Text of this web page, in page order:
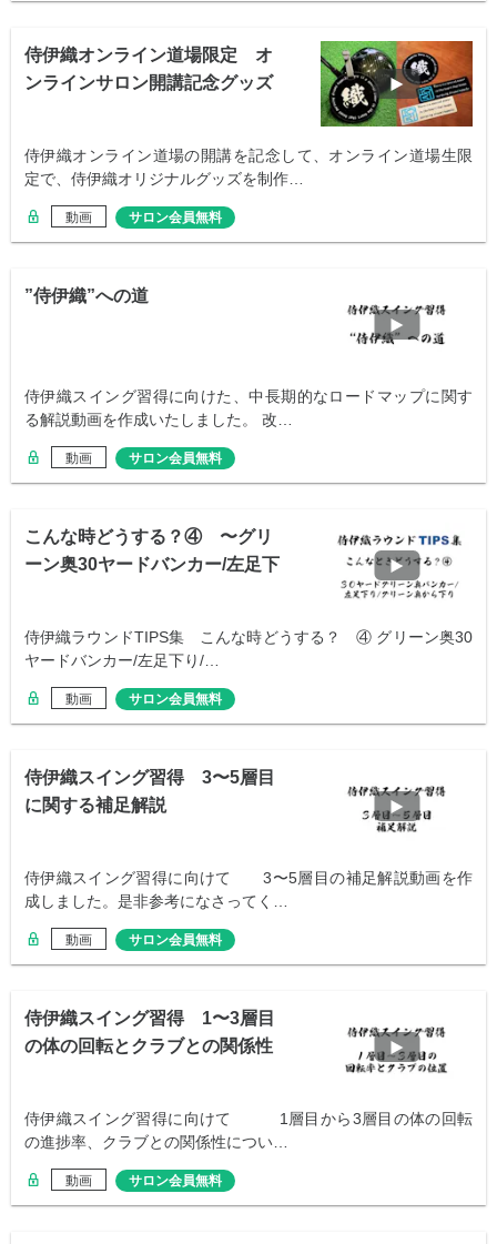
侍伊織オンライン道場限定 オ
ンラインサロン開講記念グッズ
侍伊織オンライン道場の開講を記念して、オンライン道場生限
定で、侍伊織オリジナルグッズを制作…
動画 サロン会員無料
”侍伊織”への道
侍伊織スイング習得に向けた、中長期的なロードマップに関す
る解説動画を作成いたしました。 改…
動画 サロン会員無料
こんな時どうする？④ 〜グリ
ーン奥30ヤードバンカー/左足下
侍伊織ラウンドTIPS集 こんな時どうする？ ④ グリーン奥30
ヤードバンカー/左足下り/…
動画 サロン会員無料
侍伊織スイング習得 3〜5層目
に関する補足解説
侍伊織スイング習得に向けて 3〜5層目の補足解説動画を作
成しました。是非参考になさってく…
動画 サロン会員無料
侍伊織スイング習得 1〜3層目
の体の回転とクラブとの関係性
侍伊織スイング習得に向けて 1層目から3層目の体の回転
の進捗率、クラブとの関係性につい…
動画 サロン会員無料